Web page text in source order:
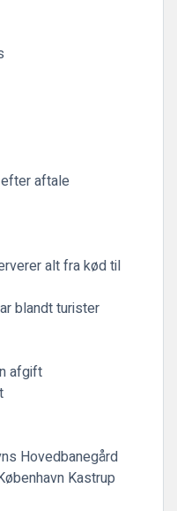
aftale
alt fra kød til
blandt turister
afgift
Hovedbanegård
Kastrup